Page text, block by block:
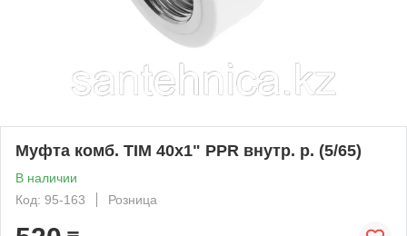
Муфта комб. TIM 40х1" PPR внутр. р. (5/65)
В наличии
Код: 95-163
Розница